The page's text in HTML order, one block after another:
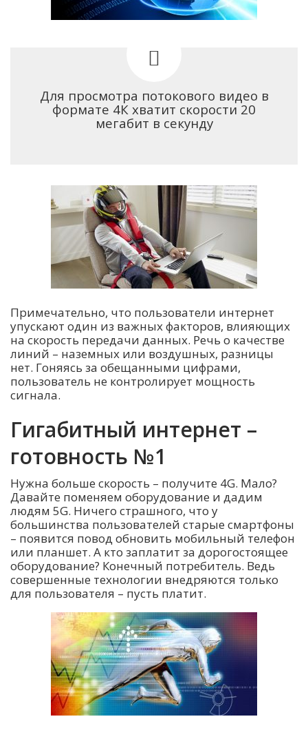
Для просмотра потокового видео в
формате 4К хватит скорости 20
мегабит в секунду
Примечательно, что пользователи интернет
упускают один из важных факторов, влияющих
на скорость передачи данных. Речь о качестве
линий – наземных или воздушных, разницы
нет. Гоняясь за обещанными цифрами,
пользователь не контролирует мощность
сигнала.
Гигабитный интернет –
готовность №1
Нужна больше скорость – получите 4G. Мало?
Давайте поменяем оборудование и дадим
людям 5G. Ничего страшного, что у
большинства пользователей старые смартфоны
– появится повод обновить мобильный телефон
или планшет. А кто заплатит за дорогостоящее
оборудование? Конечный потребитель. Ведь
совершенные технологии внедряются только
для пользователя – пусть платит.